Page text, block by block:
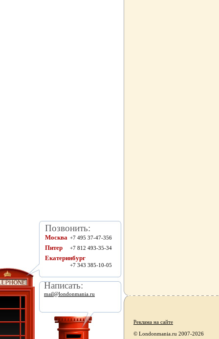
Позвонить:
Москва +7 495 37-47-356
Питер +7 812 493-35-34
Екатеринбург
+7 343 385-10-05
Написать:
mail@londonmania.ru
Реклама на сайте
© Londonmania.ru 2007-2026